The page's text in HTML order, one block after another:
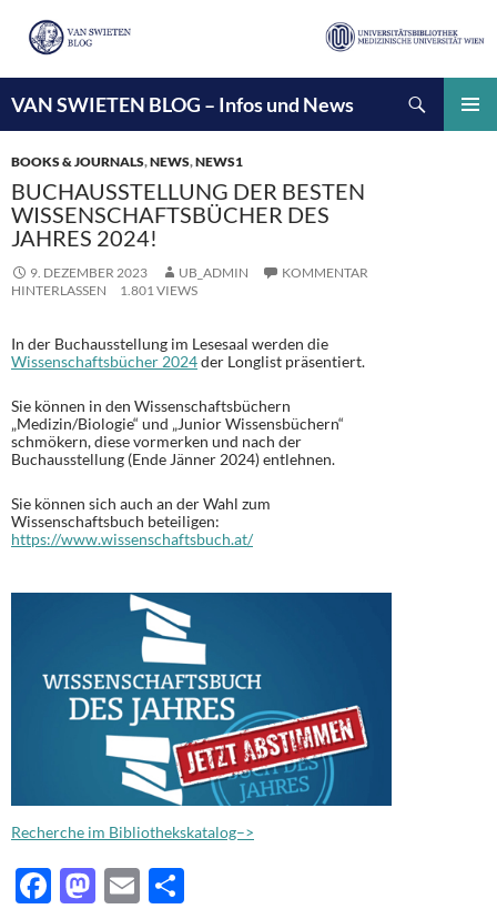
VAN SWIETEN BLOG – Infos und News
INHALT
SPRINGEN
BOOKS & JOURNALS,NEWS,NEWS1
BUCHAUSSTELLUNG DER BESTEN
WISSENSCHAFTSBÜCHER DES
JAHRES 2024!
9. DEZEMBER 2023 UB_ADMIN
KOMMENTAR
HINTERLASSEN
1.801 VIEWS
In der Buchausstellung im Lesesaal werden die
Wissenschaftsbücher 2024der Longlist präsentiert.
Sie können in den Wissenschaftsbüchern
„Medizin/Biologie“ und „Junior Wissensbüchern“
schmökern, diese vormerken und nach der
Buchausstellung (Ende Jänner 2024) entlehnen.
Sie können sich auch an der Wahl zum
Wissenschaftsbuch beteiligen:
https://www.wissenschaftsbuch.at/
Recherche im Bibliothekskatalog–>
F
M E